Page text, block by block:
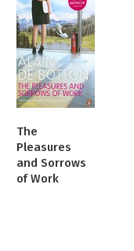
The
Pleasures
and Sorrows
of Work